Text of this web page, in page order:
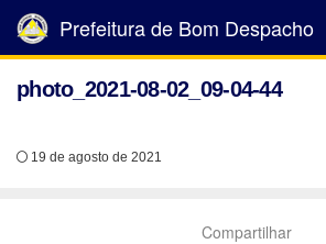
Prefeitura de Bom Despacho
photo_2021-08-02_09-04-44
19 de agosto de 2021
Compartilhar